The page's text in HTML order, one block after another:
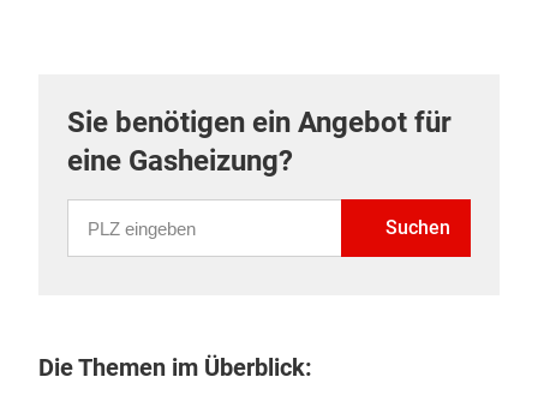
Sie benötigen ein Angebot für
eine Gasheizung?
Suchen
Die Themen im Überblick: